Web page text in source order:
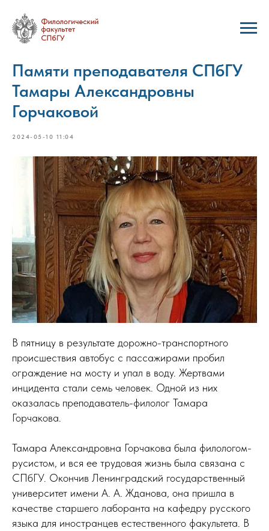
Памяти преподавателя СПбГУ
Тамары Александровны
Горчаковой
2024-05-10 11:04
В пятницу в результате дорожно-транспортного
происшествия автобус с пассажирами пробил
ограждение на мосту и упал в воду. Жертвами
инцидента стали семь человек. Одной из них
оказалась преподаватель-филолог Тамара
Горчакова.
Тамара Александровна Горчакова была филологом-
русистом, и вся ее трудовая жизнь была связана с
СПбГУ. Окончив Ленинградский государственный
университет имени А. А. Жданова, она пришла в
качестве старшего лаборанта на кафедру русского
языка для иностранцев естественного факультета. В